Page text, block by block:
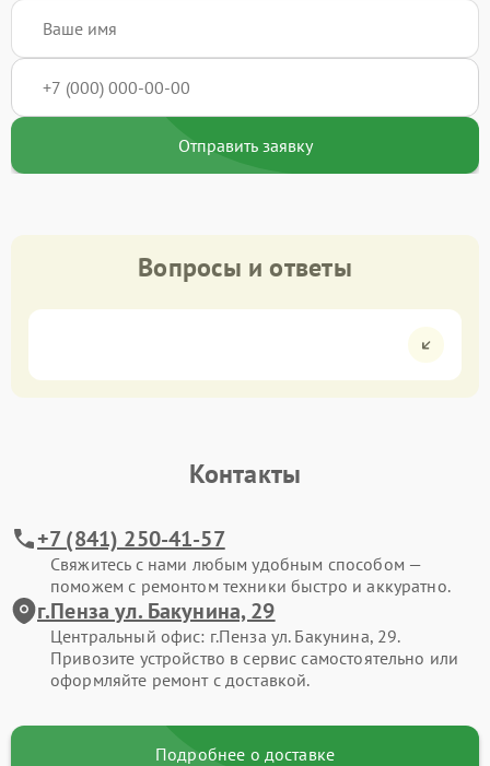
Отправить заявку
Вопросы и ответы
Контакты
+7 (841) 250-41-57
Свяжитесь с нами любым удобным способом —
поможем с ремонтом техники быстро и аккуратно.
г.Пенза ул. Бакунина, 29
Центральный офис: г.Пенза ул. Бакунина, 29.
Привозите устройство в сервис самостоятельно или
оформляйте ремонт с доставкой.
Подробнее о доставке